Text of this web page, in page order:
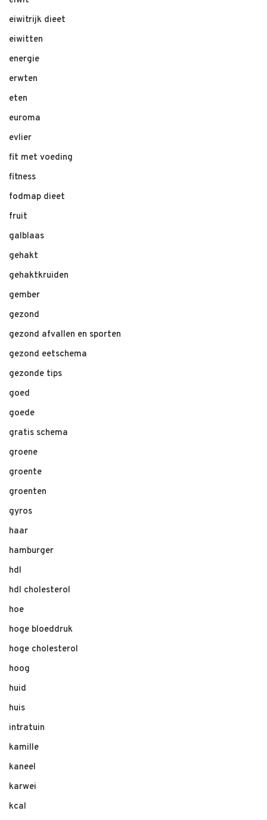
eiwitrijk dieet
eiwitten
energie
erwten
eten
euroma
evlier
fit met voeding
fitness
fodmap dieet
fruit
galblaas
gehakt
gehaktkruiden
gember
gezond
gezond afvallen en sporten
gezond eetschema
gezonde tips
goed
goede
gratis schema
groene
groente
groenten
gyros
haar
hamburger
hdl
hdl cholesterol
hoe
hoge bloeddruk
hoge cholesterol
hoog
huid
huis
intratuin
kamille
kaneel
karwei
kcal